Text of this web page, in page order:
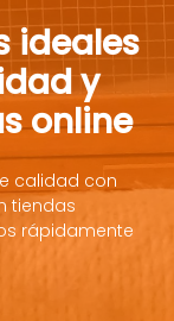
ideales
y
online
calidad con
tiendas
rápidamente